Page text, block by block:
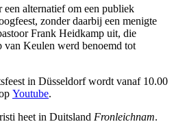
een alternatief om een publiek
zonder daarbij een menigte
Frank Heidkamp uit, die
van Keulen werd benoemd tot
in Düsseldorf wordt vanaf 10.00
Youtube.
heet in Duitsland Fronleichnam.